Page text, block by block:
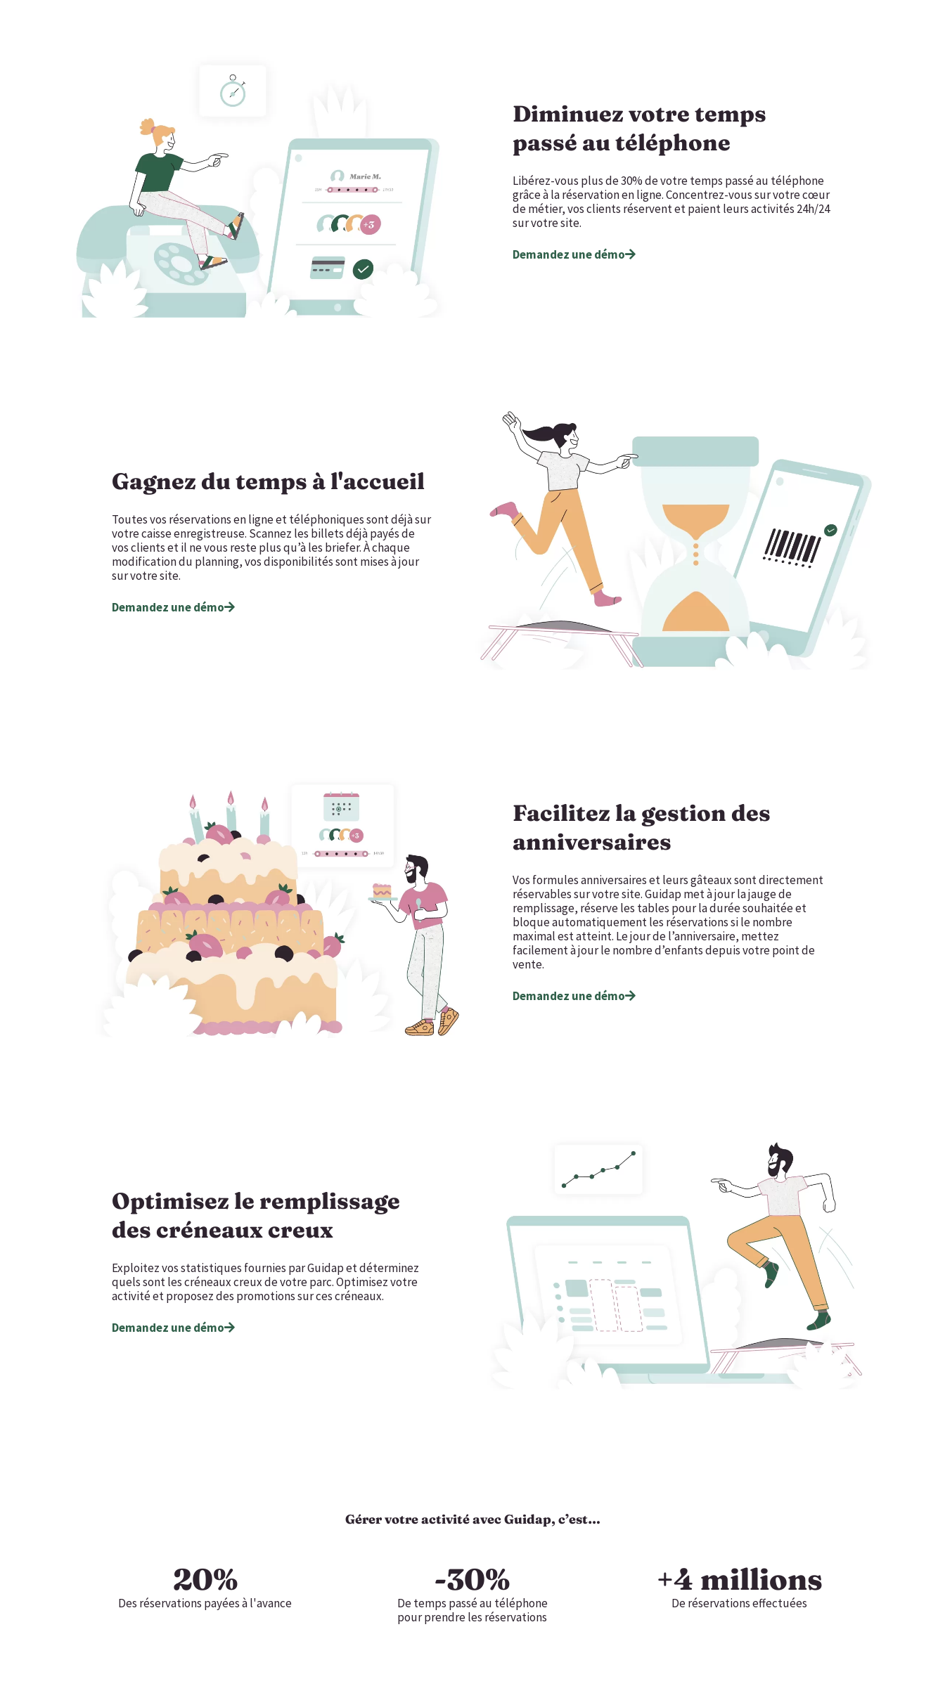
Diminuez votre temps
passé au téléphone
Libérez-vous plus de 30% de votre temps passé au téléphone
grâce à la réservation en ligne. Concentrez-vous sur votre cœur
de métier, vos clients réservent et paient leurs activités 24h/24
sur votre site.
Demandez une démo
Gagnez du temps à l'accueil
Toutes vos réservations en ligne et téléphoniques sont déjà sur
votre caisse enregistreuse. Scannez les billets déjà payés de
vos clients et il ne vous reste plus qu’à les briefer. À chaque
modification du planning, vos disponibilités sont mises à jour
sur votre site.
Demandez une démo
Facilitez la gestion des
anniversaires
Vos formules anniversaires et leurs gâteaux sont directement
réservables sur votre site. Guidap met à jour la jauge de
remplissage, réserve les tables pour la durée souhaitée et
bloque automatiquement les réservations si le nombre
maximal est atteint. Le jour de l’anniversaire, mettez
facilement à jour le nombre d’enfants depuis votre point de
vente.
Demandez une démo
Optimisez le remplissage
des créneaux creux
Exploitez vos statistiques fournies par Guidap et déterminez
quels sont les créneaux creux de votre parc. Optimisez votre
activité et proposez des promotions sur ces créneaux.
Demandez une démo
Gérer votre activité avec Guidap, c’est…
Des réservations payées à l'avance
20%
De temps passé au téléphone
pour prendre les réservations
-30%
De réservations effectuées
+4 millions